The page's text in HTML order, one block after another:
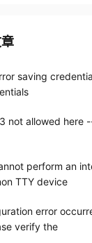
saving
not allowed here
perform an
TTY device
error
verify the